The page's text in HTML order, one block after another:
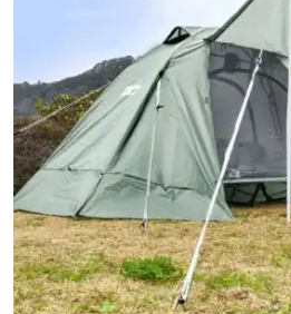
その点、テントコットは普通のコ
距離をとれる」という特徴がある
ほぼ受けません。あらゆる場所他
寝床を確保できます。
雨が降っている日もテントの
@kamp_rite
テントコットはほとんどがソロ用
上で一緒に寝たいシチュエーショ
ファミリーキャンプなどで使いた
を2個以上用意するか、普通のテ
の方法も検討しましょう。